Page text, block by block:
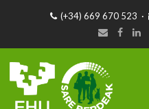
(+34) 669 670 523 ·